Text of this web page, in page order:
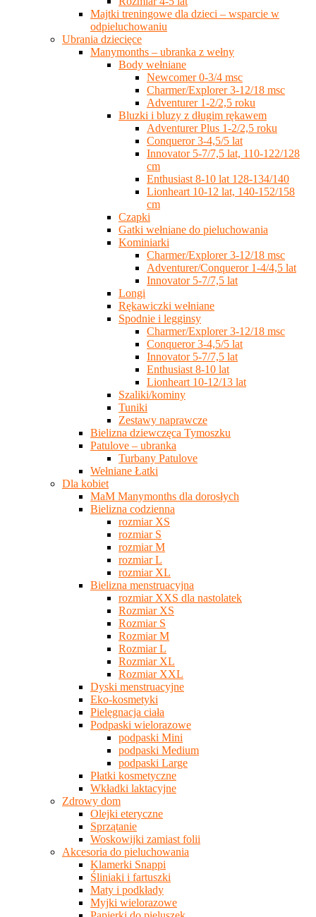
Majtki treningowe dla dzieci – wsparcie w
odpieluchowaniu
Ubrania dziecięce
Manymonths – ubranka z wełny
Body wełniane
Newcomer 0-3/4 msc
Charmer/Explorer 3-12/18 msc
Adventurer 1-2/2,5 roku
Bluzki i bluzy z długim rękawem
Adventurer Plus 1-2/2,5 roku
Conqueror 3-4,5/5 lat
Innovator 5-7/7,5 lat, 110-122/128
cm
Enthusiast 8-10 lat 128-134/140
Lionheart 10-12 lat, 140-152/158
cm
Czapki
Gatki wełniane do pieluchowania
Kominiarki
Charmer/Explorer 3-12/18 msc
Adventurer/Conqueror 1-4/4,5 lat
Innovator 5-7/7,5 lat
Longi
Rękawiczki wełniane
Spodnie i legginsy
Charmer/Explorer 3-12/18 msc
Conqueror 3-4,5/5 lat
Innovator 5-7/7,5 lat
Enthusiast 8-10 lat
Lionheart 10-12/13 lat
Szaliki/kominy
Tuniki
Zestawy naprawcze
Bielizna dziewczęca Tymoszku
Patulove – ubranka
Turbany Patulove
Wełniane Łatki
Dla kobiet
MaM Manymonths dla dorosłych
Bielizna codzienna
rozmiar XS
rozmiar S
rozmiar M
rozmiar L
rozmiar XL
Bielizna menstruacyjna
rozmiar XXS dla nastolatek
Rozmiar XS
Rozmiar S
Rozmiar M
Rozmiar L
Rozmiar XL
Rozmiar XXL
Dyski menstruacyjne
Eko-kosmetyki
Pielęgnacja ciała
Podpaski wielorazowe
podpaski Mini
podpaski Medium
podpaski Large
Płatki kosmetyczne
Wkładki laktacyjne
Zdrowy dom
Olejki eteryczne
Sprzątanie
Woskowijki zamiast folii
Akcesoria do pieluchowania
Klamerki Snappi
Śliniaki i fartuszki
Maty i podkłady
Myjki wielorazowe